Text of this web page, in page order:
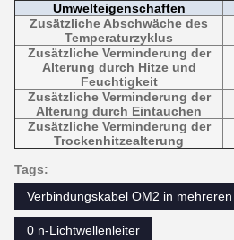
Umwelteigenschaften
Zusätzliche Abschwäche des
Temperaturzyklus
Zusätzliche Verminderung der
Alterung durch Hitze und
Feuchtigkeit
Zusätzliche Verminderung der
Alterung durch Eintauchen
Zusätzliche Verminderung der
Trockenhitzealterung
Tags:
Verbindungskabel OM2 in
0 n-Lichtwellenleiter